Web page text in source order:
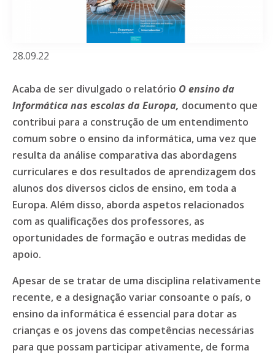
28.09.22
Acaba de ser divulgado o relatório O ensino da
Informática nas escolas da Europa, documento que
contribui para a construção de um entendimento
comum sobre o ensino da informática, uma vez que
resulta da análise comparativa das abordagens
curriculares e dos resultados de aprendizagem dos
alunos dos diversos ciclos de ensino, em toda a
Europa. Além disso, aborda aspetos relacionados
com as qualificações dos professores, as
oportunidades de formação e outras medidas de
apoio.
Apesar de se tratar de uma disciplina relativamente
recente, e a designação variar consoante o país, o
ensino da informática é essencial para dotar as
crianças e os jovens das competências necessárias
para que possam participar ativamente, de forma